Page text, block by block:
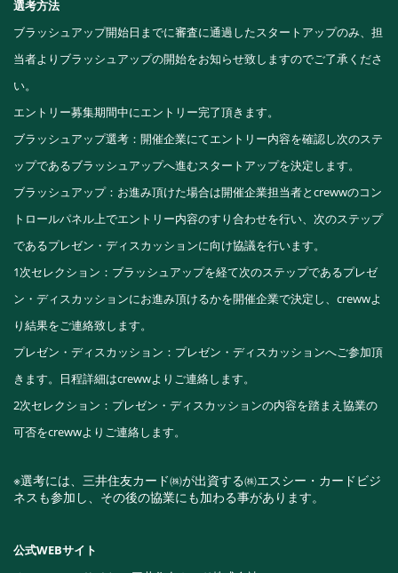
選考方法
ブラッシュアップ開始日までに審査に通過したスタートアップのみ、担
当者よりブラッシュアップの開始をお知らせ致しますのでご了承くださ
い。
エントリー募集期間中にエントリー完了頂きます。
ブラッシュアップ選考：開催企業にてエントリー内容を確認し次のステ
ップであるブラッシュアップへ進むスタートアップを決定します。
ブラッシュアップ：お進み頂けた場合は開催企業担当者とcrewwのコン
トロールパネル上でエントリー内容のすり合わせを行い、次のステップ
であるプレゼン・ディスカッションに向け協議を行います。
1次セレクション：ブラッシュアップを経て次のステップであるプレゼ
ン・ディスカッションにお進み頂けるかを開催企業で決定し、crewwよ
り結果をご連絡致します。
プレゼン・ディスカッション：プレゼン・ディスカッションへご参加頂
きます。日程詳細はcrewwよりご連絡します。
2次セレクション：プレゼン・ディスカッションの内容を踏まえ協業の
可否をcrewwよりご連絡します。
※選考には、三井住友カード㈱が出資する㈱エスシー・カードビジ
ネスも参加し、その後の協業にも加わる事があります。
公式WEBサイト